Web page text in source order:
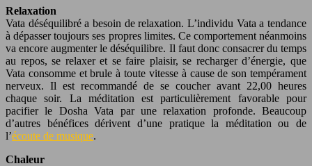
Relaxation
Vata déséquilibré a besoin de relaxation. L’individu Vata a tendance
à dépasser toujours ses propres limites. Ce comportement néanmoins
va encore augmenter le déséquilibre. Il faut donc consacrer du temps
au repos, se relaxer et se faire plaisir, se recharger d’énergie, que
Vata consomme et brule à toute vitesse à cause de son tempérament
nerveux. Il est recommandé de se coucher avant 22,00 heures
chaque soir. La méditation est particulièrement favorable pour
pacifier le Dosha Vata par une relaxation profonde. Beaucoup
d’autres bénéfices dérivent d’une pratique la méditation ou de
l’écoute de musique.
Chaleur